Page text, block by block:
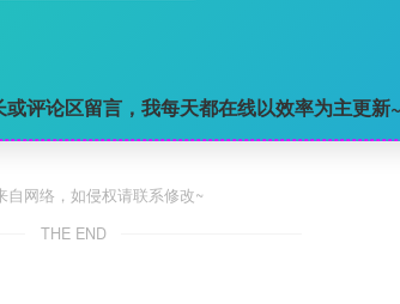
评论区留言，我每天都在线以效率为主更新~
网络，如侵权请联系修改~
THE END